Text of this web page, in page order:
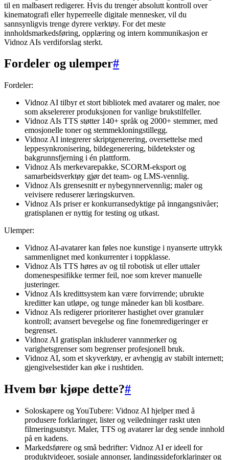
til en malbasert redigerer. Hvis du trenger absolutt kontroll over
kinematografi eller hyperreelle digitale mennesker, vil du
sannsynligvis trenge dyrere verktøy. For det meste
innholdsmarkedsføring, opplæring og intern kommunikasjon er
Vidnoz AIs verdiforslag sterkt.
Fordeler og ulemper#
Fordeler:
Vidnoz AI tilbyr et stort bibliotek med avatarer og maler, noe
som akselererer produksjonen for vanlige brukstilfeller.
Vidnoz AIs TTS støtter 140+ språk og 2000+ stemmer, med
emosjonelle toner og stemmekloningstillegg.
Vidnoz AI integrerer skriptgenerering, oversettelse med
leppesynkronisering, bildegenerering, bildetekster og
bakgrunnsfjerning i én plattform.
Vidnoz AIs merkevarepakke, SCORM-eksport og
samarbeidsverktøy gjør det team- og LMS-vennlig.
Vidnoz AIs grensesnitt er nybegynnervennlig; maler og
veivisere reduserer læringskurven.
Vidnoz AIs priser er konkurransedyktige på inngangsnivåer;
gratisplanen er nyttig for testing og utkast.
Ulemper:
Vidnoz AI-avatarer kan føles noe kunstige i nyanserte uttrykk
sammenlignet med konkurrenter i toppklasse.
Vidnoz AIs TTS høres av og til robotisk ut eller uttaler
domenespesifikke termer feil, noe som krever manuelle
justeringer.
Vidnoz AIs kredittsystem kan være forvirrende; ubrukte
kreditter kan utløpe, og tunge måneder kan bli kostbare.
Vidnoz AIs redigerer prioriterer hastighet over granulær
kontroll; avansert bevegelse og fine fonemredigeringer er
begrenset.
Vidnoz AI gratisplan inkluderer vannmerker og
varighetsgrenser som begrenser profesjonell bruk.
Vidnoz AI, som et skyverktøy, er avhengig av stabilt internett;
gjengivelsestider kan øke i rushtiden.
Hvem bør kjøpe dette?#
Soloskapere og YouTubere: Vidnoz AI hjelper med å
produsere forklaringer, lister og veiledninger raskt uten
filmeringsutstyr. Maler, TTS og avatarer lar deg sende innhold
på en kadens.
Markedsførere og små bedrifter: Vidnoz AI er ideell for
produktvideoer, sosiale annonser, landingssideforklaringer og